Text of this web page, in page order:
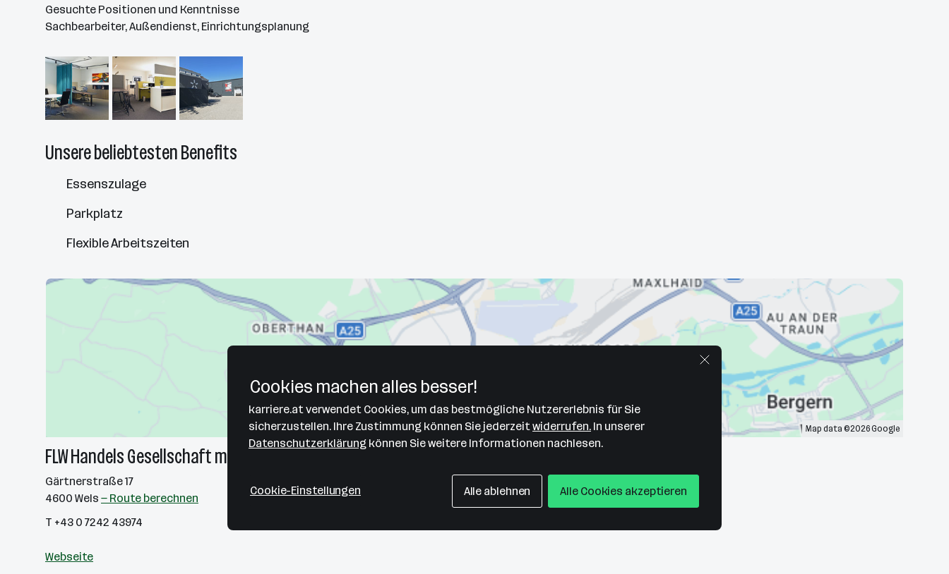
Gesuchte Positionen und Kenntnisse
Sachbearbeiter, Außendienst, Einrichtungsplanung
Unsere beliebtesten Benefits
Essenszulage
Parkplatz
Flexible Arbeitszeiten
Map data ©2026 Google
FLW Handels Gesellschaft m.b.H.
Gärtnerstraße 17
4600 Wels — Route berechnen
T +43 0 7242 43974
Webseite
Cookies machen alles besser!
karriere.at verwendet Cookies, um das bestmögliche Nutzererlebnis für Sie
sicherzustellen. Ihre Zustimmung können Sie jederzeitwiderrufen. In unserer
Datenschutzerklärung können Sie weitere Informationen nachlesen.
Cookie-Einstellungen Alle ablehnen Alle Cookies akzeptieren